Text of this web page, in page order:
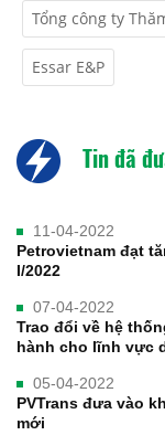
Tổng công ty
Essar E&P
Tin đã
11-04-2022
Petrovietnam đạt
I/2022
07-04-2022
Trao đổi về hệ
hành cho lĩnh vực
05-04-2022
PVTrans đưa vào
mới